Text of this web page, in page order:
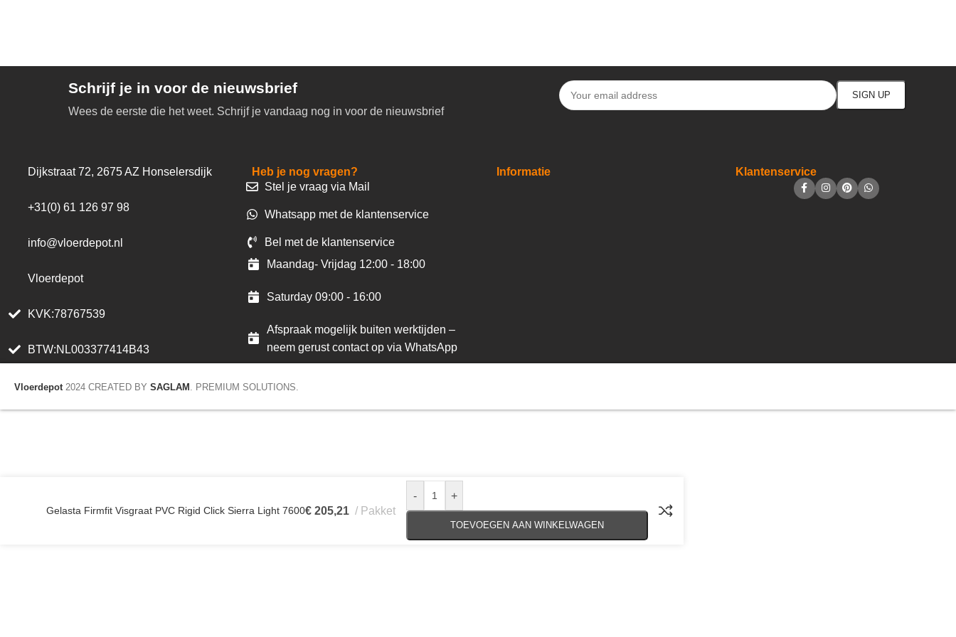
Schrijf je in voor de nieuwsbrief
Wees de eerste die het weet. Schrijf je vandaag nog in voor de nieuwsbrief
Dijkstraat 72, 2675 AZ Honselersdijk
+31(0) 61 126 97 98
info@vloerdepot.nl
Vloerdepot
KVK:78767539
BTW:NL003377414B43
Heb je nog vragen?
Stel je vraag via Mail
Whatsapp met de klantenservice
Bel met de klantenservice
Maandag- Vrijdag 12:00 - 18:00
Saturday 09:00 - 16:00
Afspraak mogelijk buiten werktijden –
neem gerust contact op via WhatsApp
Informatie Klantenservice
Vloerdepot 2024 CREATED BY SAGLAM . PREMIUM SOLUTIONS.
Gelasta Firmfit Visgraat PVC Rigid Click Sierra Light 7600€ 205,21 Pakket
- +
TOEVOEGEN AAN WINKELWAGEN